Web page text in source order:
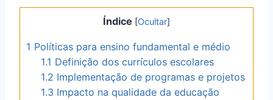
Índice [Ocultar]
1 Políticas para ensino fundamental e médio
1.1 Definição dos currículos escolares
1.2 Implementação de programas e projetos
1.3 Impacto na qualidade da educação